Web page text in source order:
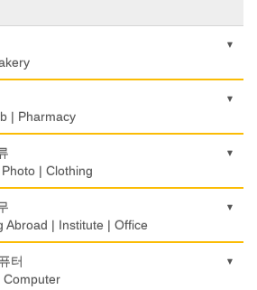
| Pharmacy
| Clothing
Abroad | Institute | Office
터
Computer